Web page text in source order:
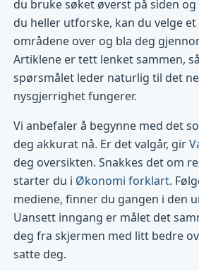
du bruke søket øverst på siden og
du heller utforske, kan du velge et
områdene over og bla deg
Artiklene er tett lenket sammen,
spørsmålet leder naturlig til det
nysgjerrighet fungerer.
Vi anbefaler å begynne med det
deg akkurat nå. Er det valgår, gir
deg oversikten. Snakkes det om
starter du i Økonomi forklart.
mediene, finner du gangen i den
Uansett inngang er målet det
deg fra skjermen med litt bedre
satte deg.